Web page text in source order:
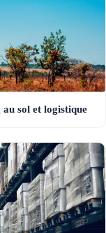
sol et logistique